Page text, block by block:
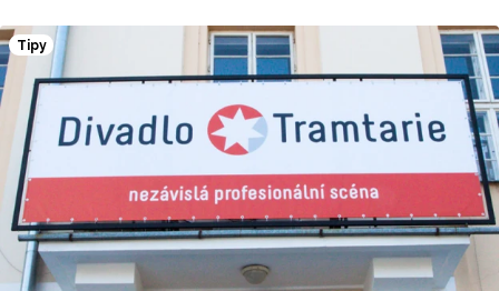
a pití v Olomouckých Poděbradech či pivovaru Twinberg.
V plánu je i veřejné bruslení.
Tipy